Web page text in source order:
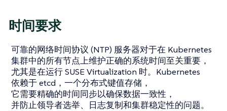
时间要求
可靠的网络时间协议 (NTP) 服务器对于在 Kubernetes
集群中的所有节点上维护正确的系统时间至关重要，
尤其是在运行 SUSE Virtualization 时。Kubernetes
依赖于 etcd，一个分布式键值存储，
它需要精确的时间同步以确保数据一致性，
并防止领导者选举、日志复制和集群稳定性的问题。